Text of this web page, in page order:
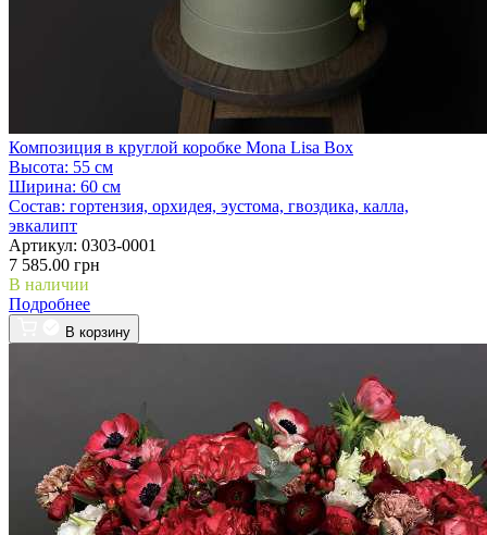
Композиция в круглой коробке Mona Lisa Box
Высота: 55 см
Ширина: 60 см
Состав: гортензия, орхидея, эустома, гвоздика, калла,
эвкалипт
Артикул: 0303-0001
7 585.00 грн
В наличии
Подробнее
В корзину